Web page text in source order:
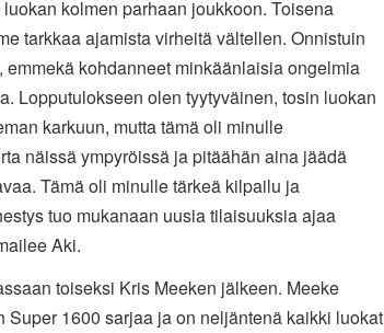
kolmen parhaan joukkoon. Toisena
tarkkaa ajamista virheitä vältellen. Onnistuin
emmekä kohdanneet minkäänlaisia ongelmia
Lopputulokseen olen tyytyväinen, tosin luokan
karkuun, mutta tämä oli minulle
näissä ympyröissä ja pitäähän aina jäädä
Tämä oli minulle tärkeä kilpailu ja
tuo mukanaan uusia tilaisuuksia ajaa
Aki.
toiseksi Kris Meeken jälkeen. Meeke
Super 1600 sarjaa ja on neljäntenä kaikki luokat